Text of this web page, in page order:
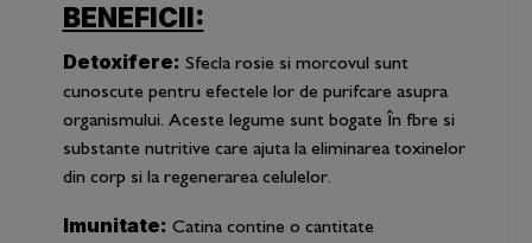
BENEFICII:
Detoxifere: Sfecla rosie si morcovul sunt
cunoscute pentru efectele lor de purifcare asupra
organismului. Aceste legume sunt bogate în fbre si
substante nutritive care ajuta la eliminarea toxinelor
din corp si la regenerarea celulelor.
Imunitate: Catina contine o cantitate